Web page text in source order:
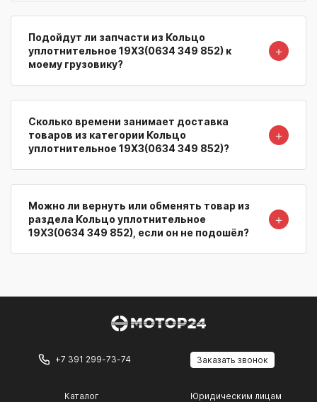
Подойдут ли запчасти из Кольцо
уплотнительное 19X3(0634 349 852) к
моему грузовику?
＋
Сколько времени занимает доставка
товаров из категории Кольцо
уплотнительное 19X3(0634 349 852)?
＋
Можно ли вернуть или обменять товар из
раздела Кольцо уплотнительное
19X3(0634 349 852), если он не подошёл?
＋
+7 391 299-73-74 Заказать звонок
Каталог Юридическим лицам